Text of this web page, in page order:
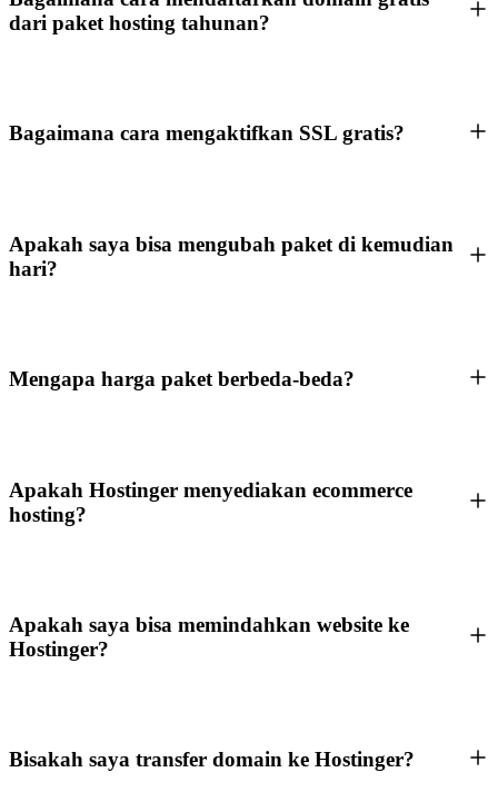
dari paket hosting tahunan?
Bagaimana cara mengaktifkan SSL gratis?
Apakah saya bisa mengubah paket di kemudian
hari?
Mengapa harga paket berbeda-beda?
Apakah Hostinger menyediakan ecommerce
hosting?
Apakah saya bisa memindahkan website ke
Hostinger?
Bisakah saya transfer domain ke Hostinger?